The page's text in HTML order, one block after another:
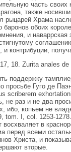
часть
также
рыцарей Храма
баронов обоих
и наваррская
и контрибуции,
18. Zurita anales de
поддержку
просьбе Гуго де
scriberem
не раз и не два
ибо, копьем не
tom. I, col. 1253-
восхваляет в
перед всеми
Христа, и
вторые.